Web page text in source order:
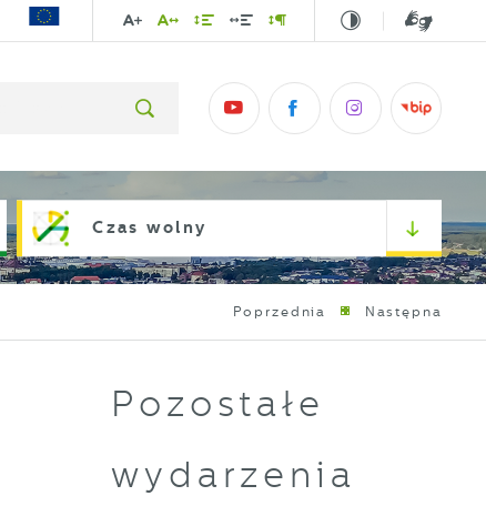
Czas wolny
Poprzednia Następna
Pozostałe
wydarzenia